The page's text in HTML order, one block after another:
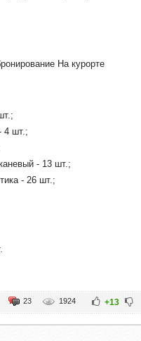
На курорте
4 шт.;
- 13 шт.;
- 26 шт.;
+13
1924
23